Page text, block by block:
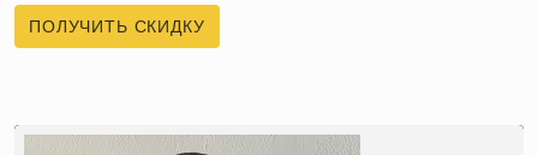
ПОЛУЧИТЬ СКИДКУ